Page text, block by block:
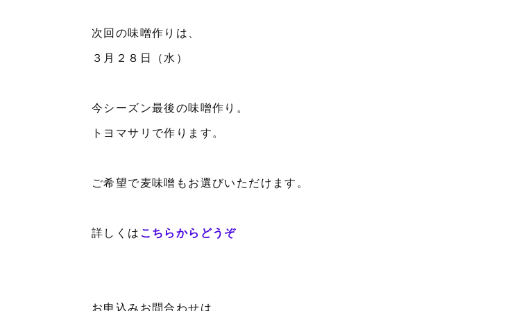
次回の味噌作りは、
３月２８日（水）
今シーズン最後の味噌作り。
トヨマサリで作ります。
ご希望で麦味噌もお選びいただけます。
詳しくはこちらからどうぞ
お申込みお問合わせは、